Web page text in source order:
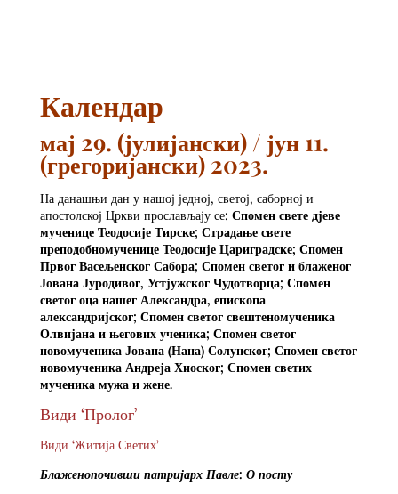
Календар
мај 29. (јулијански) / јун 11.
(грегоријански) 2023.
На данашњи дан у нашој једној, светој, саборној и
апостолској Цркви прослављају се: Спомен свете дјеве
мученице Теодосије Тирске; Страдање свете
преподобномученице Теодосије Цариградске; Спомен
Првог Васељенског Сабора; Спомен светог и блаженог
Јована Јуродивог, Устјужског Чудотворца; Спомен
светог оца нашег Александра, епископа
александријског; Спомен светог свештеномученика
Олвијана и његових ученика; Спомен светог
новомученика Јована (Нана) Солунског; Спомен светог
новомученика Андреја Хиоског; Спомен светих
мученика мужа и жене.
Види ‘Пролог’
Види ‘Житија Светих’
Блаженопочивши патријарх Павле: О посту